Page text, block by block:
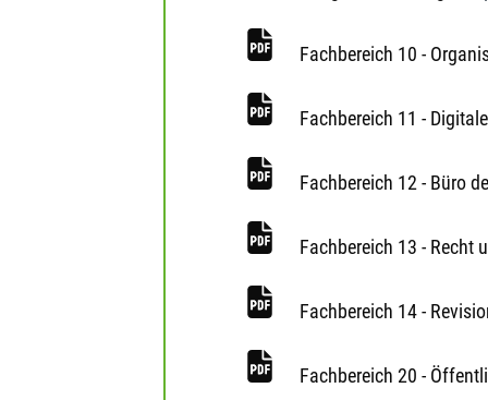
Fachbereich 10 -
Fachbereich 11 -
Fachbereich 12 - Büro
Fachbereich 13 - Recht
Fachbereich 14 -
Fachbereich 20 -